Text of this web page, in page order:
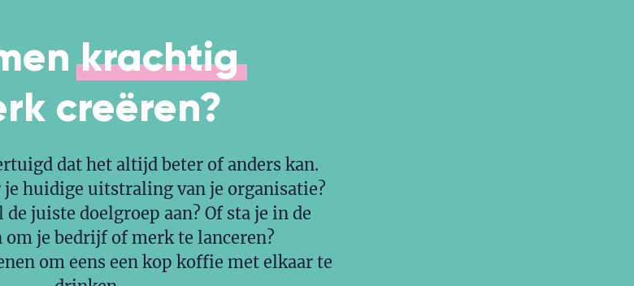
krachtig
creëren?
dat het altijd beter of anders kan.
huidige uitstraling van je organisatie?
de juiste doelgroep aan? Of sta je in de
je bedrijf of merk te lanceren?
om eens een kop koffie met elkaar te